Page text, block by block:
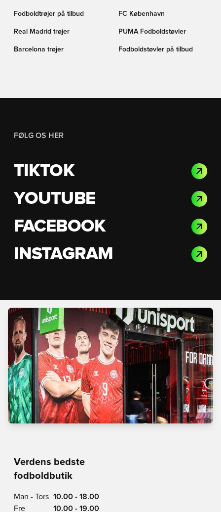
Fodboldtrøjer på tilbud FC København
Real Madrid trøjer PUMA Fodboldstøvler
Barcelona trøjer Fodboldstøvler på tilbud
FØLG OS HER
TIKTOK
YOUTUBE
FACEBOOK
INSTAGRAM
Verdens bedste
fodboldbutik
Man - Tors 10.00 - 18.00
Fre
10.00 - 19.00